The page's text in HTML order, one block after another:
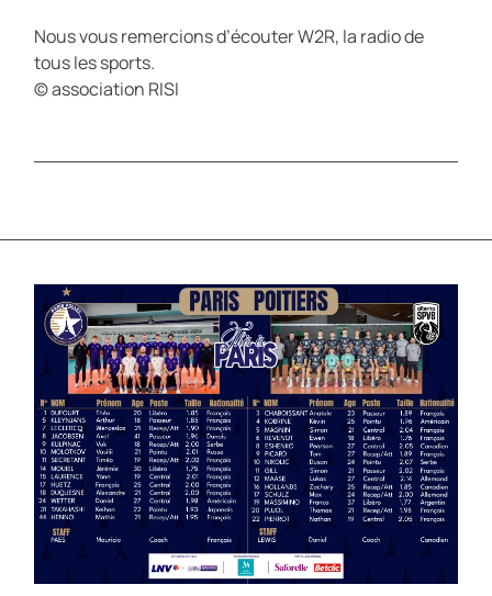
Nous vous remercions d’écouter W2R, la radio de
tous les sports.
© association RISI